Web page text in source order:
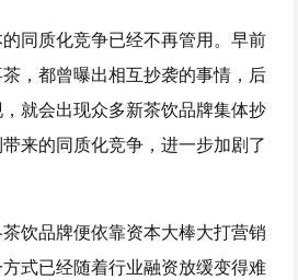
同质化竞争已经不再管用。早前
，都曾曝出相互抄袭的事情，后
就会出现众多新茶饮品牌集体抄
来的同质化竞争，进一步加剧了
饮品牌便依靠资本大棒大打营销
式已经随着行业融资放缓变得难